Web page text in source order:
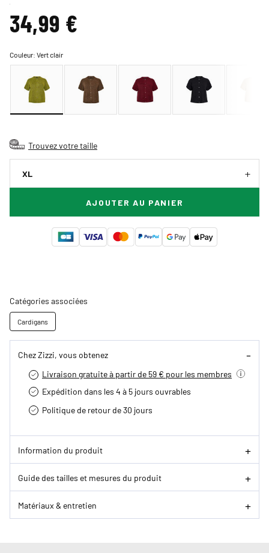
34,99 €
Couleur:Vert clair
Trouvez votre taille
XL
AJOUTER AU PANIER
Catégories associées
Cardigans
Chez Zizzi, vous obtenez
Livraison gratuite à partir de 59 € pour les membres
Expédition dans les 4 à 5 jours ouvrables
Politique de retour de 30 jours
Information du produit
Guide des tailles et mesures du produit
Matériaux & entretien